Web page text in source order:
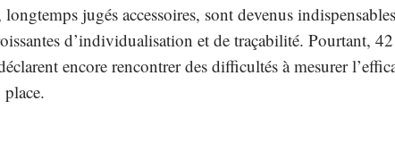
jugés accessoires, sont devenus
d’individualisation et de traçabilité. Pourtant,
encore rencontrer des difficultés à mesurer